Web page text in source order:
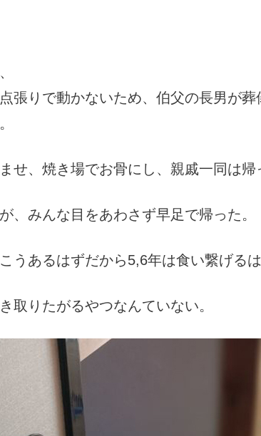
張りで動かないため、伯父の長男が
せ、焼き場でお骨にし、親戚一同は帰
、みんな目をあわさず早足で帰った。
うあるはずだから5,6年は食い繋げるは
取りたがるやつなんていない。